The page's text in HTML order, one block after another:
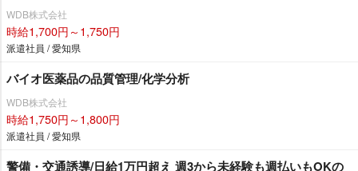
WDB株式会社
時給1,700円～1,750円
派遣社員 / 愛知県
バイオ医薬品の品質管理/化学分析
WDB株式会社
時給1,750円～1,800円
派遣社員 / 愛知県
警備・交通誘導/日給1万円超え 週3から未経験も週払いもOKの